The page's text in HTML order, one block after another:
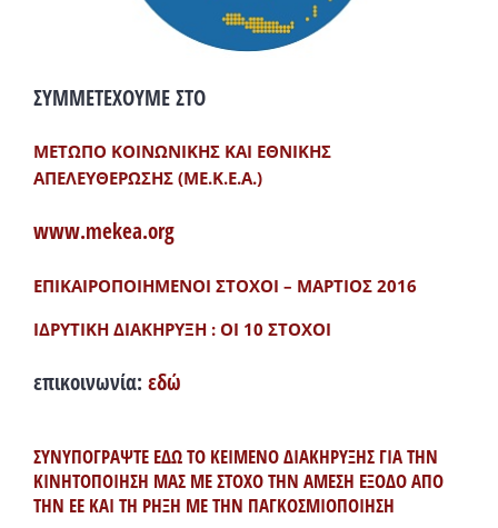
ΣΥΜΜΕΤΕΧΟΥΜΕ ΣΤΟ
ΜΕΤΩΠΟ ΚΟΙΝΩΝΙΚΗΣ ΚΑΙ ΕΘΝΙΚΗΣ
ΑΠΕΛΕΥΘΕΡΩΣΗΣ (ΜΕ.Κ.Ε.Α.)
www.mekea.org
ΕΠΙΚΑΙΡΟΠΟΙΗΜΕΝΟΙ ΣΤΟΧΟΙ – ΜΑΡΤΙΟΣ 2016
ΙΔΡΥΤΙΚΗ ΔΙΑΚΗΡΥΞΗ : ΟΙ 10 ΣΤΟΧΟΙ
επικοινωνία: εδώ
ΣΥΝΥΠΟΓΡΑΨΤΕ ΕΔΩ ΤΟ ΚΕΙΜΕΝΟ ΔΙΑΚΗΡΥΞΗΣ ΓΙΑ ΤΗΝ
ΚΙΝΗΤΟΠΟΙΗΣΗ ΜΑΣ ΜΕ ΣΤΟΧΟ ΤΗΝ ΑΜΕΣΗ ΕΞΟΔΟ ΑΠΟ
ΤΗΝ ΕΕ ΚΑΙ ΤΗ ΡΗΞΗ ΜΕ ΤΗΝ ΠΑΓΚΟΣΜΙΟΠΟΙΗΣΗ